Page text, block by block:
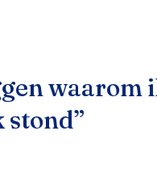
waarom
stond”